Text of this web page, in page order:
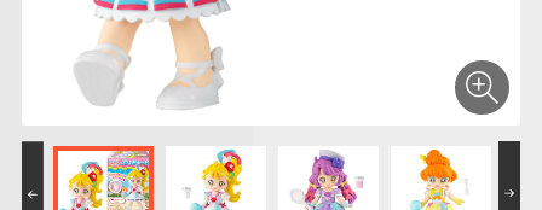
PROJECT R.E.D.・
スーパー戦隊シリー
ズ
ポケットモンスター
つりグミ